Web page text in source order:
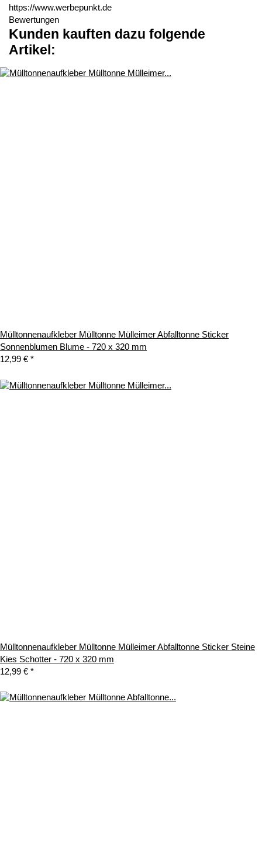
https://www.werbepunkt.de
Bewertungen
Kunden kauften dazu folgende
Artikel:
Mülltonnenaufkleber Mülltonne Mülleimer Abfalltonne Sticker
Sonnenblumen Blume - 720 x 320 mm
12,99 € *
Mülltonnenaufkleber Mülltonne Mülleimer Abfalltonne Sticker Steine
Kies Schotter - 720 x 320 mm
12,99 € *